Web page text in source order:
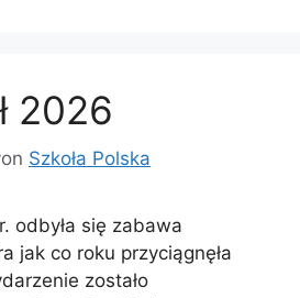
2026
Szkoła Polska
odbyła się zabawa
jak co roku przyciągnęła
zostało